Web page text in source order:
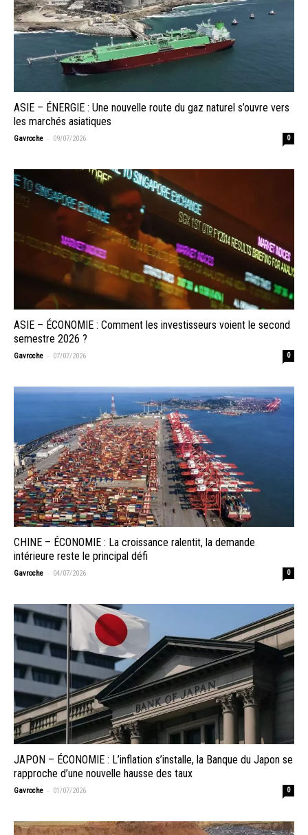
ASIE – ÉNERGIE : Une nouvelle route du gaz naturel s’ouvre vers
les marchés asiatiques
Gavroche - 09/07/2026 0
ASIE – ÉCONOMIE : Comment les investisseurs voient le second
semestre 2026 ?
Gavroche - 07/07/2026 0
CHINE – ÉCONOMIE : La croissance ralentit, la demande
intérieure reste le principal défi
Gavroche - 04/07/2026 0
JAPON – ÉCONOMIE : L’inflation s’installe, la Banque du Japon se
rapproche d’une nouvelle hausse des taux
Gavroche - 01/07/2026 0